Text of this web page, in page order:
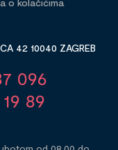
o kolačićima
42 10040 ZAGREB
096
89